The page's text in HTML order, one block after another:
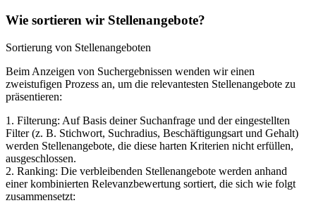
Wie sortieren wir Stellenangebote?
Sortierung von Stellenangeboten
Beim Anzeigen von Suchergebnissen wenden wir einen
zweistufigen Prozess an, um die relevantesten Stellenangebote zu
präsentieren:
1. Filterung: Auf Basis deiner Suchanfrage und der eingestellten
Filter (z. B. Stichwort, Suchradius, Beschäftigungsart und Gehalt)
werden Stellenangebote, die diese harten Kriterien nicht erfüllen,
ausgeschlossen.
2. Ranking: Die verbleibenden Stellenangebote werden anhand
einer kombinierten Relevanzbewertung sortiert, die sich wie folgt
zusammensetzt: